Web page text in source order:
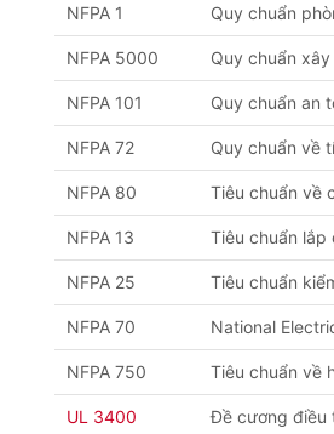
NFPA 1 Quy chuẩn
NFPA 5000 Quy chuẩn
NFPA 101 Quy chuẩn an
NFPA 72 Quy chuẩn về
NFPA 80 Tiêu chuẩn về
NFPA 13 Tiêu chuẩn
NFPA 25 Tiêu chuẩn
NFPA 70 National
NFPA 750 Tiêu chuẩn về
UL 3400 Đề cương điều